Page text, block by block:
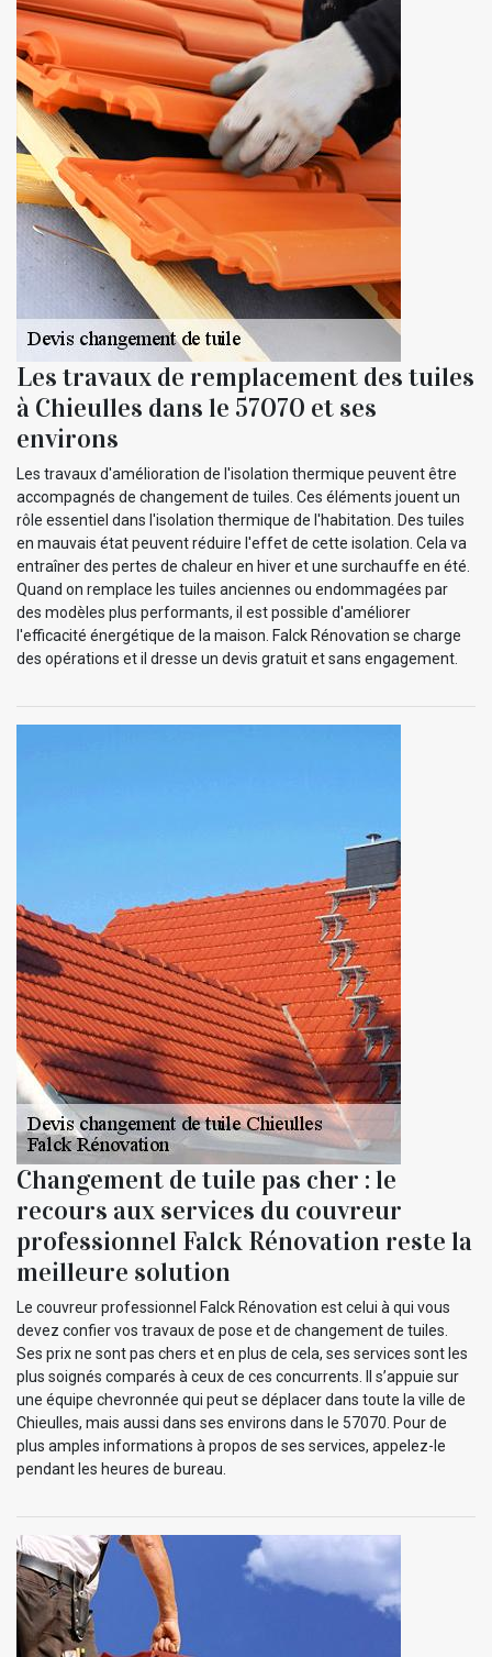
Les travaux de remplacement des tuiles
à Chieulles dans le 57070 et ses
environs
Les travaux d'amélioration de l'isolation thermique peuvent être
accompagnés de changement de tuiles. Ces éléments jouent un
rôle essentiel dans l'isolation thermique de l'habitation. Des tuiles
en mauvais état peuvent réduire l'effet de cette isolation. Cela va
entraîner des pertes de chaleur en hiver et une surchauffe en été.
Quand on remplace les tuiles anciennes ou endommagées par
des modèles plus performants, il est possible d'améliorer
l'efficacité énergétique de la maison. Falck Rénovation se charge
des opérations et il dresse un devis gratuit et sans engagement.
Changement de tuile pas cher : le
recours aux services du couvreur
professionnel Falck Rénovation reste la
meilleure solution
Le couvreur professionnel Falck Rénovation est celui à qui vous
devez confier vos travaux de pose et de changement de tuiles.
Ses prix ne sont pas chers et en plus de cela, ses services sont les
plus soignés comparés à ceux de ces concurrents. Il s’appuie sur
une équipe chevronnée qui peut se déplacer dans toute la ville de
Chieulles, mais aussi dans ses environs dans le 57070. Pour de
plus amples informations à propos de ses services, appelez-le
pendant les heures de bureau.